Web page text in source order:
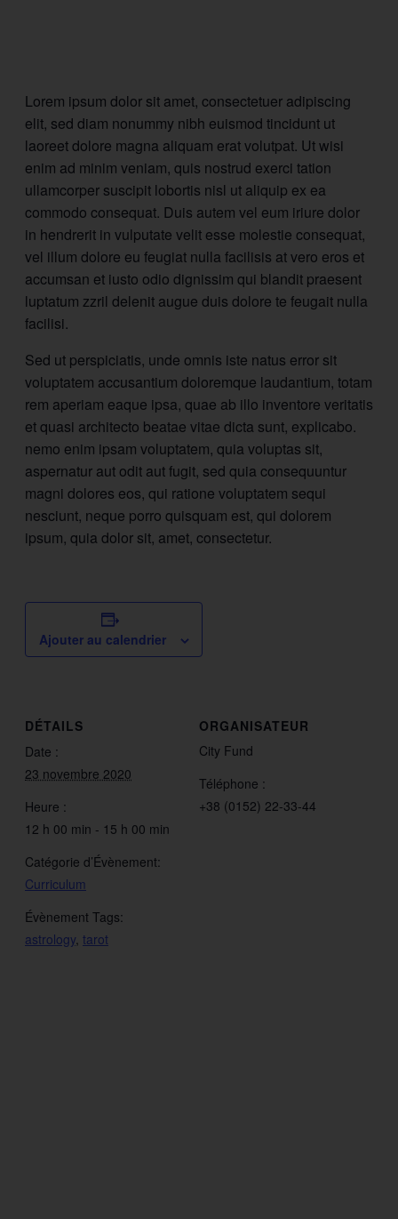
Lorem ipsum dolor sit amet, consectetuer adipiscing
elit, sed diam nonummy nibh euismod tincidunt ut
laoreet dolore magna aliquam erat volutpat. Ut wisi
enim ad minim veniam, quis nostrud exerci tation
ullamcorper suscipit lobortis nisl ut aliquip ex ea
commodo consequat. Duis autem vel eum iriure dolor
in hendrerit in vulputate velit esse molestie consequat,
vel illum dolore eu feugiat nulla facilisis at vero eros et
accumsan et iusto odio dignissim qui blandit praesent
luptatum zzril delenit augue duis dolore te feugait nulla
facilisi.
Sed ut perspiciatis, unde omnis iste natus error sit
voluptatem accusantium doloremque laudantium, totam
rem aperiam eaque ipsa, quae ab illo inventore veritatis
et quasi architecto beatae vitae dicta sunt, explicabo.
nemo enim ipsam voluptatem, quia voluptas sit,
aspernatur aut odit aut fugit, sed quia consequuntur
magni dolores eos, qui ratione voluptatem sequi
nesciunt, neque porro quisquam est, qui dolorem
ipsum, quia dolor sit, amet, consectetur.
Ajouter au calendrier
DÉTAILS
Date :
23 novembre 2020
Heure :
12 h 00 min - 15 h 00 min
Catégorie d’Évènement:
Curriculum
Évènement Tags:
astrology, tarot
ORGANISATEUR
City Fund
Téléphone :
+38 (0152) 22-33-44